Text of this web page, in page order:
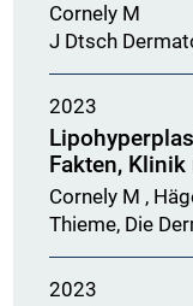
Cornely M
J Dtsch
2023
Fakten,
Cornely M ,
Thieme, Die
2023